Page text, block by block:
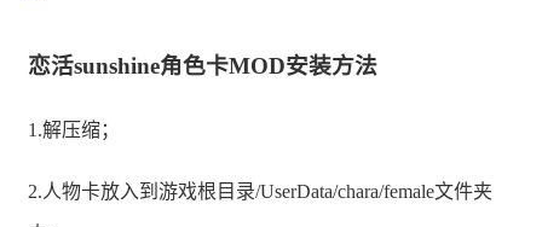
恋活sunshine角色卡MOD安装方法
1.解压缩；
2.人物卡放入到游戏根目录/UserData/chara/female文件夹